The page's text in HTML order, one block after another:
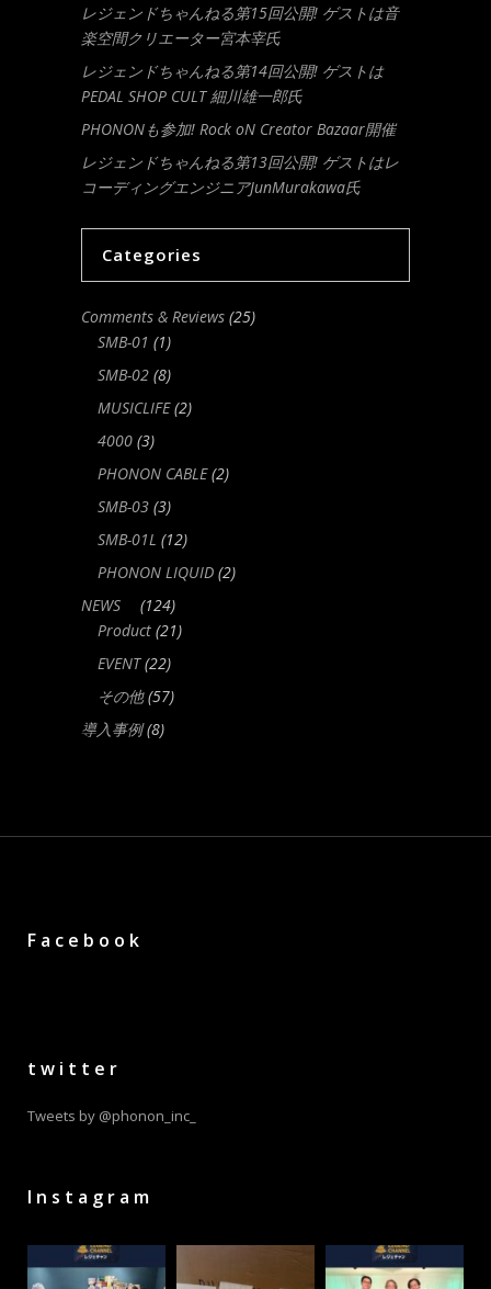
レジェンドちゃんねる第15回公開! ゲストは音
楽空間クリエーター宮本宰氏
レジェンドちゃんねる第14回公開! ゲストは
PEDAL SHOP CULT 細川雄一郎氏
PHONONも参加! Rock oN Creator Bazaar開催
レジェンドちゃんねる第13回公開! ゲストはレ
コーディングエンジニアJunMurakawa氏
Categories
Comments & Reviews (25)
SMB-01 (1)
SMB-02 (8)
MUSICLIFE(2)
4000 (3)
PHONON CABLE(2)
SMB-03 (3)
SMB-01L (12)
PHONON LIQUID (2)
NEWS
(124)
Product (21)
EVENT(22)
その他(57)
導入事例(8)
Facebook
twitter
Tweets by @phonon_inc_
Instagram